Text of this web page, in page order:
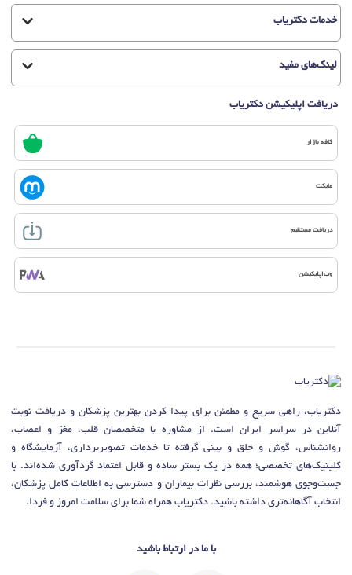
خدمات دکتریاب
لینک‌های مفید
دریافت اپلیکیشن دکتریاب
کافه بازار
مایکت
دریافت مستقیم
وب‌اپلیکیشن
دکتریاب، راهی سریع و مطمئن برای پیدا کردن بهترین پزشکان و دریافت نوبت
آنلاین در سراسر ایران است. از مشاوره با متخصصان قلب، مغز و اعصاب،
روانشناس، گوش و حلق و بینی گرفته تا خدمات تصویربرداری، آزمایشگاه و
کلینیک‌های تخصصی؛ همه در یک بستر ساده و قابل اعتماد گردآوری شده‌اند. با
جست‌وجوی هوشمند، بررسی نظرات بیماران و دسترسی به اطلاعات کامل پزشکان،
انتخاب آگاهانه‌تری داشته باشید. دکتریاب همراه شما برای سلامت امروز و فردا.
با ما در ارتباط باشید